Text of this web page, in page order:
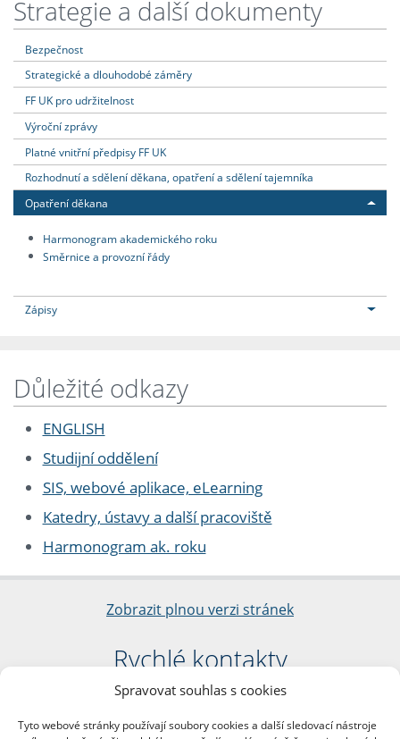
Spravovat souhlas s cookies
Tyto webové stránky používají soubory cookies a další sledovací nástroje
Strategie a další dokumenty
Bezpečnost
Strategické a dlouhodobé záměry
FF UK pro udržitelnost
Výroční zprávy
Platné vnitřní předpisy FF UK
Rozhodnutí a sdělení děkana, opatření a sdělení tajemníka
Opatření děkana
Harmonogram akademického roku
Směrnice a provozní řády
Zápisy
Důležité odkazy
ENGLISH
Studijní oddělení
SIS, webové aplikace, eLearning
Katedry, ústavy a další pracoviště
Harmonogram ak. roku
Zobrazit plnou verzi stránek
Rychlé kontakty
Filozofická fakulta
nám. Jana Palacha 1/2